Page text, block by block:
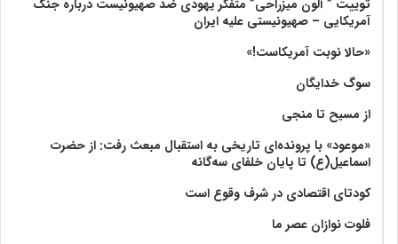
توییت ” آلون میزراحی” متفکر یهودی ضد صهیونیست درباره جنگ
آمریکایی – صهیونیستی علیه ایران
«حالا نوبت آمریکاست!»
سوگ خدایگان
از مسیح تا منجی
«موعود» با پرونده‌ای تاریخی به استقبال مبعث رفت: از حضرت
اسماعیل(ع) تا پایان خلفای سه‌گانه
کودتای اقتصادی در شرف وقوع است
فلوت نوازان عصر ما